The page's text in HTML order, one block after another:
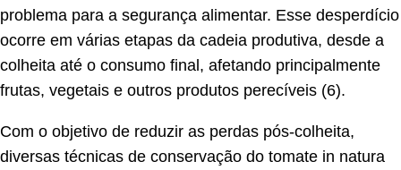
problema para a segurança alimentar. Esse desperdício
ocorre em várias etapas da cadeia produtiva, desde a
colheita até o consumo final, afetando principalmente
frutas, vegetais e outros produtos perecíveis (6).
Com o objetivo de reduzir as perdas pós-colheita,
diversas técnicas de conservação do tomate in natura